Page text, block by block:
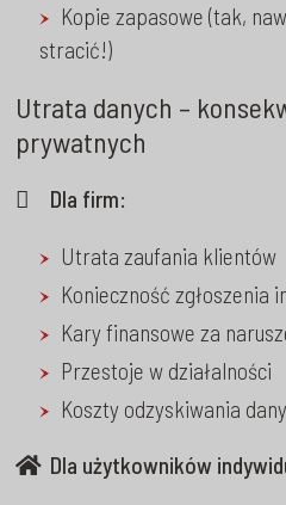
Kopie zapasowe (tak,
stracić!)
Utrata danych –
prywatnych
Dla firm:
Utrata zaufania klientów
Konieczność zgłoszenia
Kary finansowe za
Przestoje w działalności
Koszty odzyskiwania
Dla użytkowników